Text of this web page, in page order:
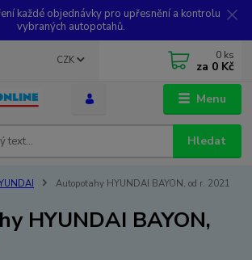
každé objednávky pro upřesnění a kontrolu
vybraných autopotahů.
Menu
CZK
Hledat
0 ks
za 0 Kč
Autopotahy HYUNDAI BAYON, od r. 2021
HYUNDAI BAYON,